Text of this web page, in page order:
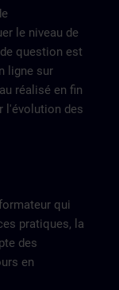
le niveau de
question est
ligne sur
réalisé en fin
l'évolution des
qui
pratiques, la
des
en